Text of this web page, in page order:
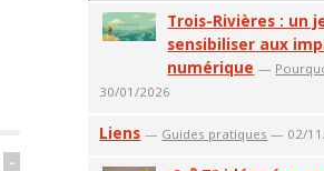
-
Trois-Rivières : un
sensibiliser aux
numérique —
30/01/2026
Liens — Guides pratiques — 02/